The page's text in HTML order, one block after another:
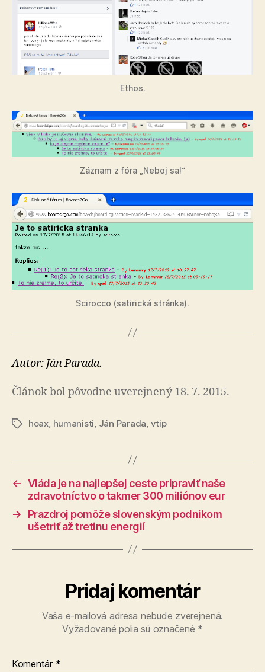
Ethos.
Záznam z fóra „Neboj sa!“
Scirocco (satirická stránka).
Autor: Ján Parada.
Článok bol pôvodne uverejnený 18. 7. 2015.
Značky
hoax humanisti Ján Parada vtip
← Vláda je na najlepšej ceste pripraviť naše
zdravotníctvo o takmer 300 miliónov eur
→
Prazdroj pomôže slovenským podnikom
ušetriť až tretinu energií
Pridaj komentár
Vaša e-mailová adresa nebude zverejnená.
Vyžadované polia sú označené *
Komentár *